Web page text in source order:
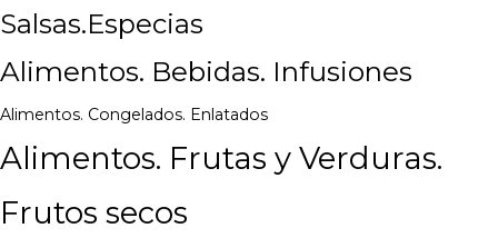
Salsas.Especias
Alimentos. Bebidas. Infusiones
Alimentos. Congelados. Enlatados
Alimentos. Frutas y Verduras.
Frutos secos